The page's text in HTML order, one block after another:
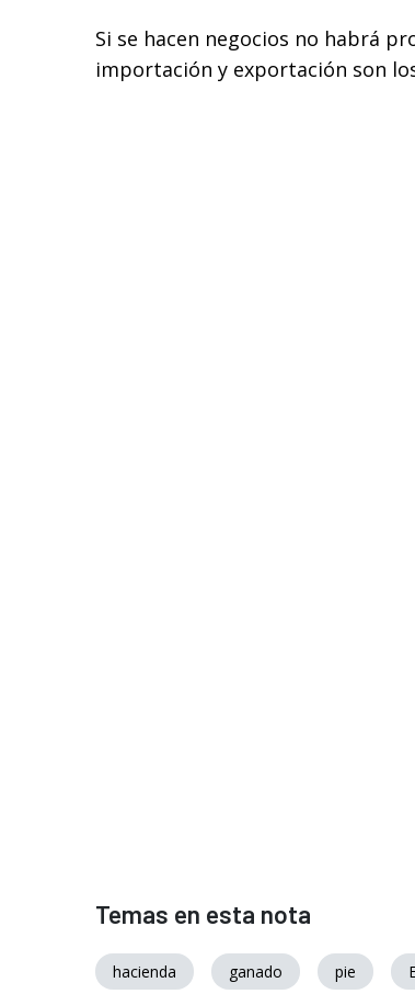
Si se hacen negocios no habrá
importación y exportación son
Temas en esta nota
hacienda ganado pie